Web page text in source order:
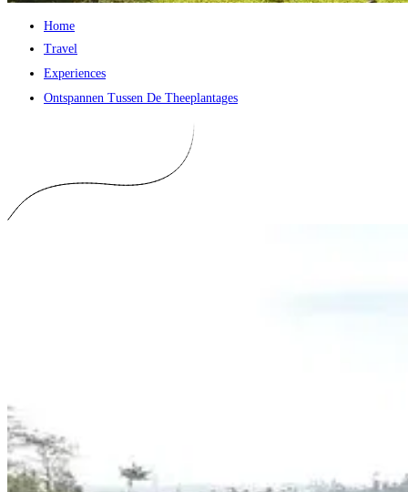
Home
Travel
Experiences
Ontspannen Tussen De Theeplantages